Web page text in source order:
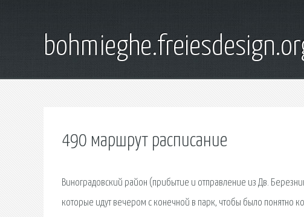
490 маршрут расписание
Виноградовский район (прибытие и отправление из Дв.
которые идут вечером с конечной в парк, чтобы было понятно